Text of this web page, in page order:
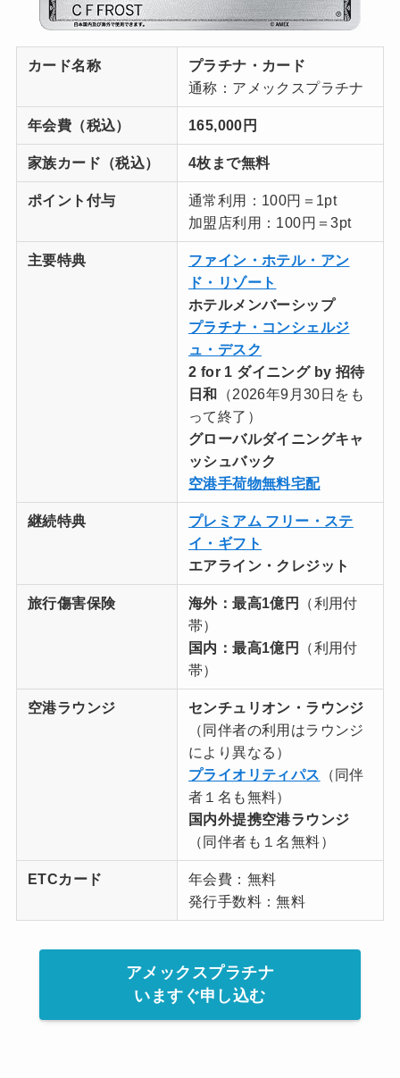
カード名称
プラチナ・カード
通称：アメックスプラチナ
年会費（税込） 165,000円
家族カード （税込） 4枚まで無料
ポイント付与
通常利用：100円＝1pt
加盟店利用：100円＝3pt
主要特典
ファイン・ホテル・アン
ド・リゾート
ホテルメンバーシップ
プラチナ・コンシェルジ
ュ・デスク
2 for 1 ダイニング by 招待
日和 （2026年9月30日をも
って終了）
グローバルダイニングキャ
ッシュバック
空港手荷物無料宅配
継続特典
プレミアム フリー・ステ
イ・ギフト
エアライン・クレジット
旅行傷害保険 海外：最高1億円
（利用付
帯）
国内：最高1億円
（利用付
帯）
空港ラウンジ
センチュリオン・ラウンジ
（同伴者の利用はラウンジ
により異なる）
プライオリティパス
（同伴
者１名も無料）
国内外提携空港ラウンジ
（同伴者も１名無料）
ETCカード
年会費：無料
発行手数料：無料
アメックスプラチナ
いますぐ申し込む